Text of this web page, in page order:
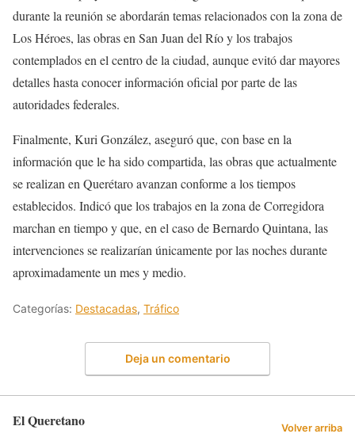
durante la reunión se abordarán temas relacionados con la zona de
Los Héroes, las obras en San Juan del Río y los trabajos
contemplados en el centro de la ciudad, aunque evitó dar mayores
detalles hasta conocer información oficial por parte de las
autoridades federales.
Finalmente, Kuri González, aseguró que, con base en la
información que le ha sido compartida, las obras que actualmente
se realizan en Querétaro avanzan conforme a los tiempos
establecidos. Indicó que los trabajos en la zona de Corregidora
marchan en tiempo y que, en el caso de Bernardo Quintana, las
intervenciones se realizarían únicamente por las noches durante
aproximadamente un mes y medio.
Categorías: Destacadas, Tráfico
Deja un comentario
El Queretano Volver arriba